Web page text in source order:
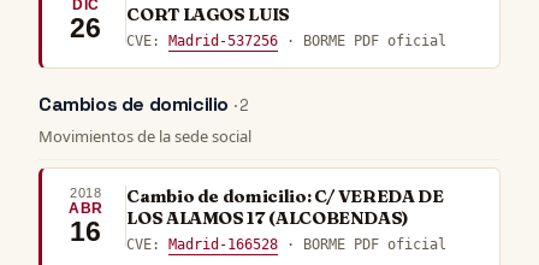
DIC
26
CORT LAGOS LUIS
CVE:Madrid-537256 · BORME PDF oficial
Cambios de domicilio · 2
Movimientos de la sede social
2018
ABR
16
Cambio de domicilio: C/ VEREDA DE
LOS ALAMOS 17 (ALCOBENDAS)
CVE:Madrid-166528 · BORME PDF oficial